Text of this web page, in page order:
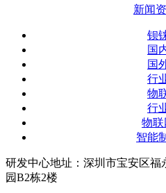
新闻
钡
国
国
行
物
行
物联
智能
研发中心地址：深圳市宝安区
园B2栋2楼